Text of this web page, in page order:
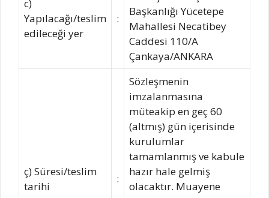
c)
Yapılacağı/teslim
edileceği yer
:
Başkanlığı Yücetepe
Mahallesi Necatibey
Caddesi 110/A
Çankaya/ANKARA
ç) Süresi/teslim
tarihi
:
Sözleşmenin
imzalanmasına
müteakip en geç 60
(altmış) gün içerisinde
kurulumlar
tamamlanmış ve kabule
hazır hale gelmiş
olacaktır. Muayene